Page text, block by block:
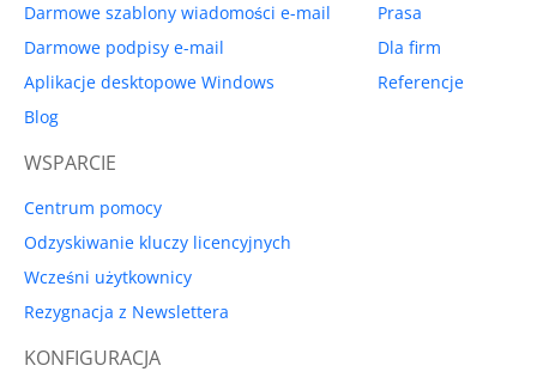
Darmowe szablony wiadomości e-mail
Darmowe podpisy e-mail
Aplikacje desktopowe Windows
Blog
Prasa
Dla firm
Referencje
WSPARCIE
Centrum pomocy
Odzyskiwanie kluczy licencyjnych
Wcześni użytkownicy
Rezygnacja z Newslettera
KONFIGURACJA